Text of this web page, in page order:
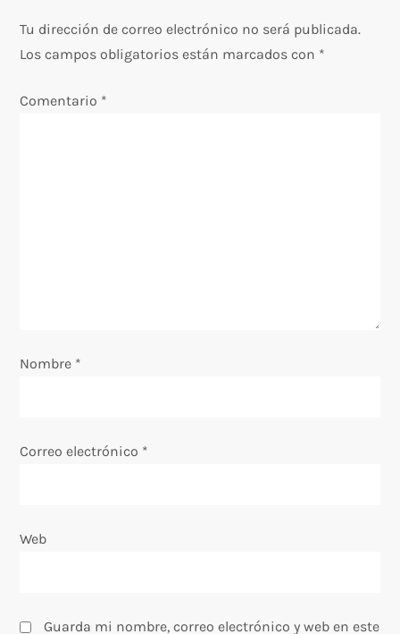
a
c
i
n
r
Tu dirección de correo electrónico no será publicada.
Los campos obligatorios están marcados con *
Comentario *
Nombre *
Correo electrónico *
Web
Guarda mi nombre, correo electrónico y web en este